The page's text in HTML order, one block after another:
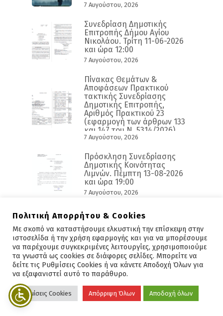
7 Αυγούστου, 2026
Συνεδρίαση Δημοτικής
Επιτροπής Δήμου Αγίου
Νικολάου. Τρίτη 11-06-2026
και ώρα 12:00
7 Αυγούστου, 2026
Πίνακας Θεμάτων &
Αποφάσεων Πρακτικού
τακτικής Συνεδρίασης
Δημοτικής Επιτροπής,
Αριθμός Πρακτικού 23
(εφαρμογή των άρθρων 133
και 147 του Ν. 5314/2026)
7 Αυγούστου, 2026
Πρόσκληση Συνεδρίασης
Δημοτικής Κοινότητας
Λιμνών. Πέμπτη 13-08-2026
και ώρα 19:00
7 Αυγούστου, 2026
Άμεση Επικοινωνία
Πληροφορίες: 2841340100
E-Mail:info@dimosagn.gr
Διεύθυνση:
1ο χλμ. Περιφερειακής Οδού Ξηροκάμπου,
Άγιος Νικόλαος Λασιθίου,
Πολιτική Απορρήτου & Cookies
Με σκοπό να καταστήσουμε ελκυστική την επίσκεψη στην
ιστοσελίδα ή την χρήση εφαρμογής και για να μπορέσουμε
να παρέχουμε συγκεκριμένες λειτουργίες, χρησιμοποιούμε
τα γνωστά ως cookies σε διάφορες σελίδες. Μπορείτε να
δείτε τις Ρυθμίσεις Cookies ή να κάνετε Αποδοχή Όλων για
να εξαφανιστεί αυτό το παράθυρο.
Ρυθμίσεις Cookies Απόρριψη Όλων Αποδοχή όλων